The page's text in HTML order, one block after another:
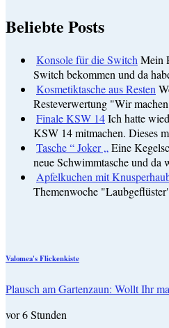
Beliebte Posts
Konsole für die Switch Mein
Switch bekommen und da
Kosmetiktasche aus Resten
Resteverwertung "Wir
Finale KSW 14Ich hatte
KSW 14 mitmachen. Dieses
Tasche “ Joker „ Eine
neue Schwimmtasche und da
Apfelkuchen mit
Themenwoche
Valomea's Flickenkiste
Plausch am Gartenzaun: Wollt Ihr
vor 6 Stunden